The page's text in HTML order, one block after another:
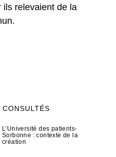
ils relevaient de la
L’Université des patients-
Sorbonne : contexte de la
création